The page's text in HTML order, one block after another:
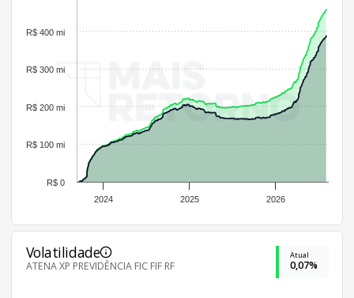
2024 2025 2026
R$ 0
R$ 100 mi
R$ 200 mi
R$ 300 mi
R$ 400 mi
Volatilidade
ATENA XP PREVIDÊNCIA FIC FIF RF
Atual
0,07%